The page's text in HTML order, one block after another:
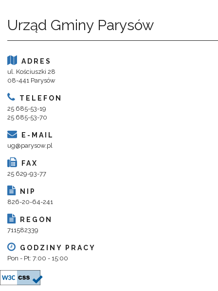
Urząd Gminy Parysów
ADRES
ul. Kościuszki 28
08-441 Parysów
TELEFON
25 685-53-19
25 685-53-70
E-MAIL
ug@parysow.pl
FAX
25 629-93-77
NIP
826-20-64-241
REGON
711582339
GODZINY PRACY
Pon - Pt: 7:00 - 15:00